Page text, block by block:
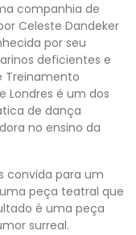
companhia de
Celeste Dandeker
por seu
deficientes e
Treinamento
Londres é um dos
de dança
no ensino da
convida para um
peça teatral que
é uma peça
surreal.